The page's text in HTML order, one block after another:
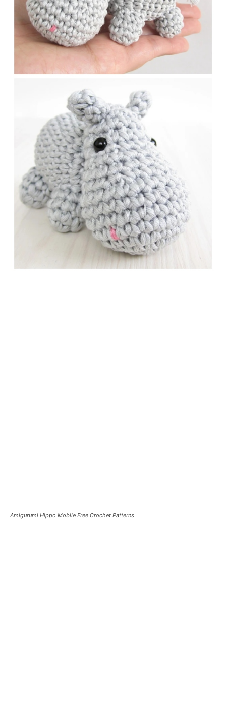
Amigurumi Hippo Mobile Free Crochet Patterns